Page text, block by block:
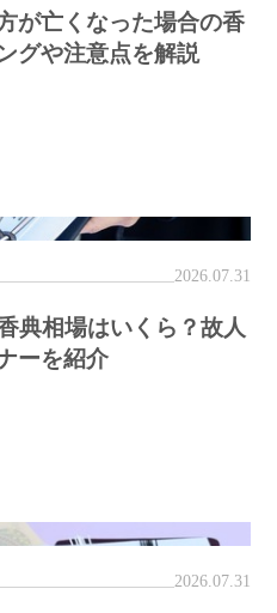
が亡くなった場合の香
グや注意点を解説
2026.07.31
典相場はいくら？故人
ーを紹介
2026.07.31